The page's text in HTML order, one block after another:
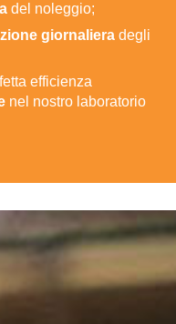
del noleggio;
giornaliera degli
efficienza
nel nostro laboratorio